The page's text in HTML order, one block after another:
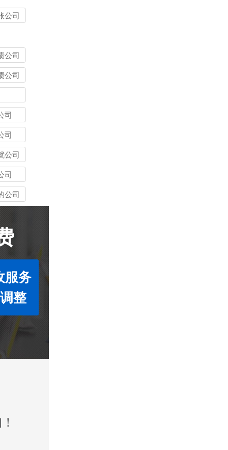
公司
公司
公司
司
司
公司
司
公司
服务
整